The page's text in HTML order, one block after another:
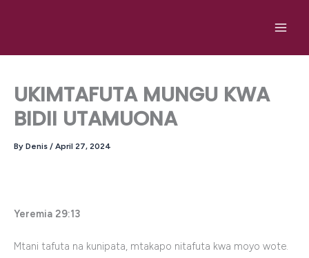
UKIMTAFUTA MUNGU KWA
BIDII UTAMUONA
By Denis / April 27, 2024
Yeremia 29:13
Mtani tafuta na kunipata, mtakapo nitafuta kwa moyo wote.